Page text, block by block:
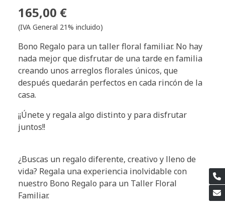
165,00 €
(IVA General 21% incluido)
Bono Regalo para un taller floral familiar. No hay
nada mejor que disfrutar de una tarde en familia
creando unos arreglos florales únicos, que
después quedarán perfectos en cada rincón de la
casa.
¡¡Únete y regala algo distinto y para disfrutar
juntos!!
¿Buscas un regalo diferente, creativo y lleno de
vida? Regala una experiencia inolvidable con
nuestro Bono Regalo para un Taller Floral
Familiar.